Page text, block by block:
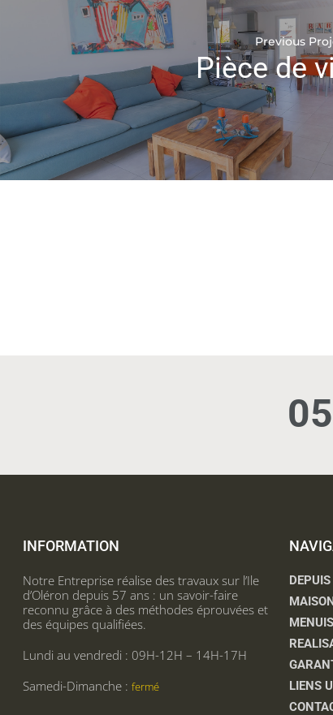
Previous
Pièce de
INFORMATION
Notre Entreprise réalise des travaux sur l’Ile
d’Oléron depuis 57 ans : un savoir-faire
reconnu grâce à des méthodes éprouvées et
des équipes qualifiées.
Lundi au vendredi : 09H-12H – 14H-17H
Samedi-Dimanche : fermé
LIENS